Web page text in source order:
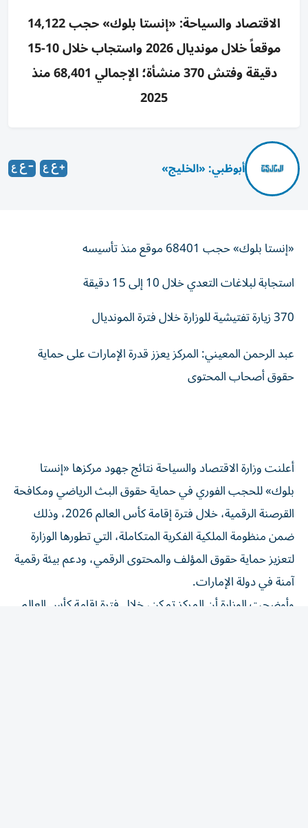
الاقتصاد والسياحة: «إنستا بلوك» حجب 14,122
موقعاً خلال مونديال 2026 واستجاب خلال 10-15
دقيقة وفتش 370 منشأة؛ الإجمالي 68,401 منذ
2025
أبوظبي: «الخليج»
حقوق أصحاب المحتوى
بلوك» للحجب الفوري في حماية حقوق البث الرياضي ومكافحة
القرصنة الرقمية، خلال فترة إقامة كأس العالم 2026، وذلك
ضمن منظومة الملكية الفكرية المتكاملة، التي تطورها الوزارة
لتعزيز حماية حقوق المؤلف والمحتوى الرقمي، ودعم بيئة رقمية
آمنة في دولة الإمارات.
وأوضحت الوزارة أن المركز تمكن، خلال فترة إقامة كأس العالم
2026، من حجب 14,122 موقعاً وتطبيقاً مخالفاً لبث